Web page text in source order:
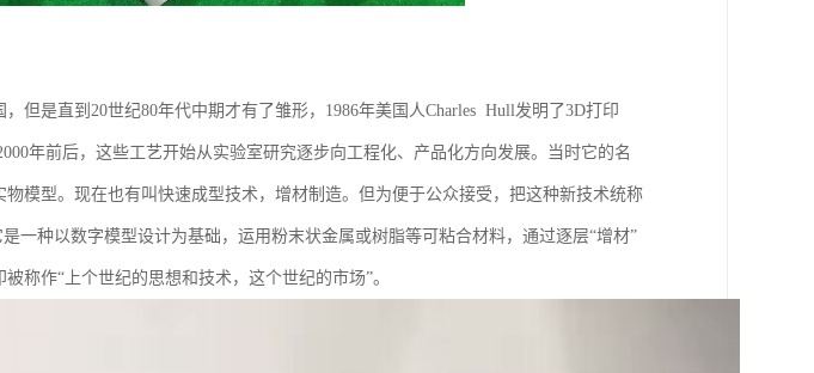
但是直到20世纪80年代中期才有了雏形，1986年美国人Charles Hull发明了3D打印
年前后，这些工艺开始从实验室研究逐步向工程化、产品化方向发展。当时它的名
模型。现在也有叫快速成型技术，增材制造。但为便于公众接受，把这种新技术统称
一种以数字模型设计为基础，运用粉末状金属或树脂等可粘合材料，通过逐层“增材”
称作“上个世纪的思想和技术，这个世纪的市场”。